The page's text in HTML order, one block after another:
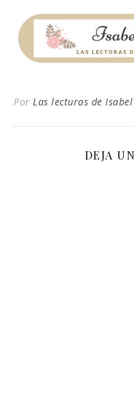
Por Las lecturas de Isabel
DEJA